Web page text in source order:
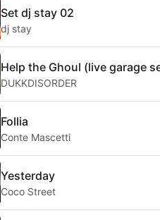
Set dj stay 02
dj stay
Help the Ghoul (live garage
DUKKDISORDER
Follia
Conte Mascetti
Yesterday
Coco Street